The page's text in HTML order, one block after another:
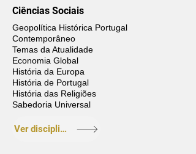
Ciências Sociais
Geopolítica Histórica Portugal
Contemporâneo
Temas da Atualidade
Economia Global
História da Europa
História de Portugal
História das Religiões
Sabedoria Universal
Ver disciplinas